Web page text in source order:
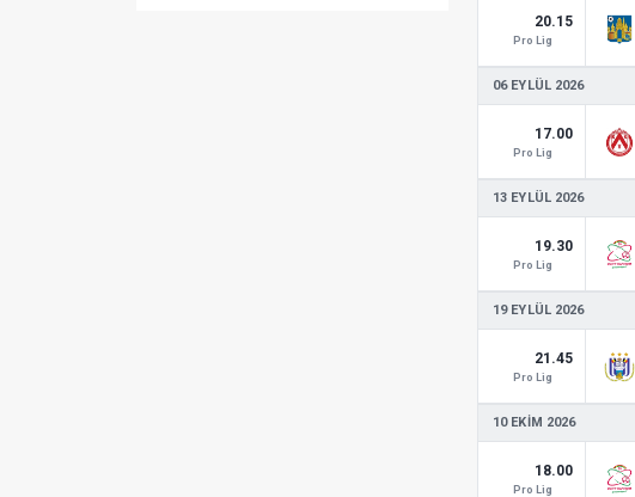
20.15
Pro Lig
06 EYLÜL 2026
17.00
Pro Lig
13 EYLÜL 2026
19.30
Pro Lig
19 EYLÜL 2026
21.45
Pro Lig
10 EKIM 2026
18.00
Pro Lig